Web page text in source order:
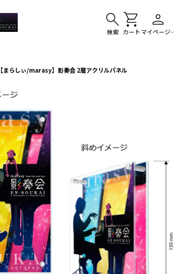
検索 カート マイページ
【まらしぃ/marasy】影奏会 2層アクリルパネル